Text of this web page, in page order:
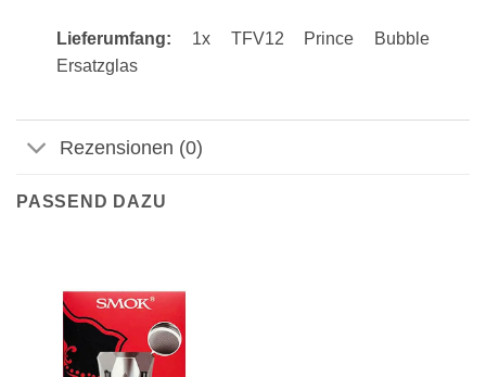
Lieferumfang: 1x TFV12 Prince Bubble
Ersatzglas
Rezensionen (0)
PASSEND DAZU